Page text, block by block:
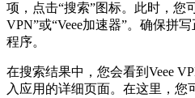
项，点击“搜索”图标。此时，您
VPN”或“Veee加速器”。确保拼
程序。
在搜索结果中，您会看到Veee
入应用的详细页面。在这里，您